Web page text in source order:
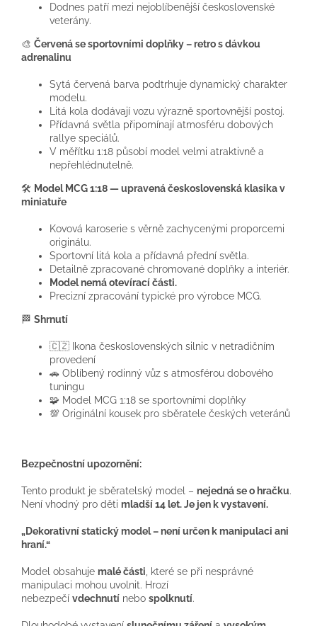
Dodnes patří mezi nejoblíbenější československé
veterány.
🎨 Červená se sportovními doplňky – retro s dávkou
adrenalinu
Sytá červená barva podtrhuje dynamický charakter
modelu.
Litá kola dodávají vozu výrazně sportovnější postoj.
Přídavná světla připomínají atmosféru dobových
rallye speciálů.
V měřítku 1:18 působí model velmi atraktivně a
nepřehlédnutelně.
🛠️ Model MCG 1:18 — upravená československá klasika v
miniatuře
Kovová karoserie s věrně zachycenými proporcemi
originálu.
Sportovní litá kola a přídavná přední světla.
Detailně zpracované chromované doplňky a interiér.
Model nemá otevírací části.
Precizní zpracování typické pro výrobce MCG.
🏁 Shrnutí
🇨🇿 Ikona československých silnic v netradičním
provedení
🚗 Oblíbený rodinný vůz s atmosférou dobového
tuningu
🧩 Model MCG 1:18 se sportovními doplňky
💯 Originální kousek pro sběratele českých veteránů
Bezpečnostní upozornění:
Tento produkt je sběratelský model – nejedná se o hračku.
Není vhodný pro děti mladší 14 let.Je jen k vystavení.
„Dekorativní statický model – není určen k manipulaci ani
hraní.“
Model obsahuje malé části , které se při nesprávné
manipulaci mohou uvolnit. Hrozí
nebezpečí vdechnutí nebo spolknutí.